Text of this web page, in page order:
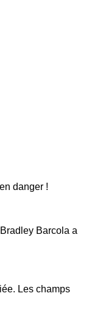
danger !
Barcola a
Les champs